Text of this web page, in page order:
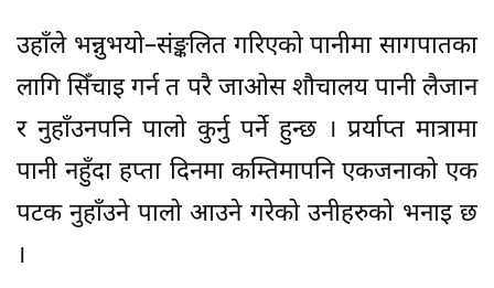
उहाँले भन्नुभयो–संङ्कलित गरिएको पानीमा सागपातका
लागि सिँचाइ गर्न त परै जाओस शौचालय पानी लैजान
र नुहाँउनपनि पालो कुर्नु पर्ने हुन्छ । प्रर्याप्त मात्रामा
पानी नहुँदा हप्ता दिनमा कम्तिमापनि एकजनाको एक
पटक नुहाँउने पालो आउने गरेको उनीहरुको भनाइ छ
।